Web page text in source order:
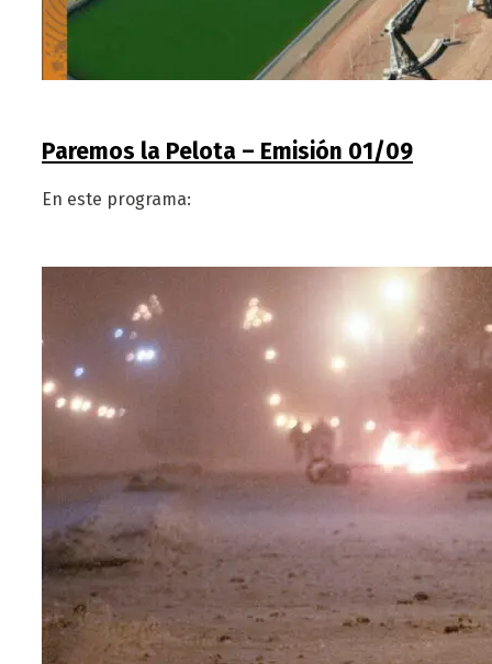
Paremos la Pelota – Emisión 01/09
En este programa: